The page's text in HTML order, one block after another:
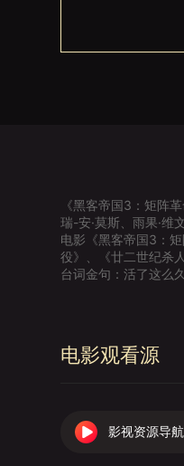
《黑客帝国3：矩阵
瑞-安·莫斯、雨果·维
电影《黑客帝国3：
役》、《廿二世纪杀
台词金句：活了这么
电影观看源
影视资源导航